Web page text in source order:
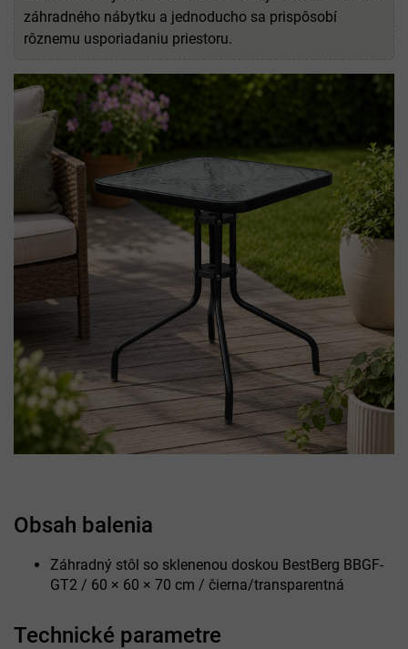
záhradného nábytku a jednoducho sa prispôsobí
rôznemu usporiadaniu priestoru.
Technické parametre
Obsah balenia
Záhradný stôl so sklenenou doskou BestBerg BBGF-
GT2 / 60 × 60 × 70 cm / čierna/transparentná